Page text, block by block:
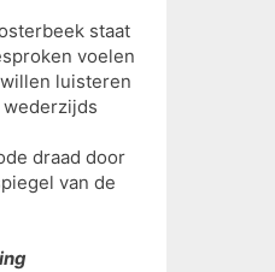
staat
voelen
luisteren
draad door
van de